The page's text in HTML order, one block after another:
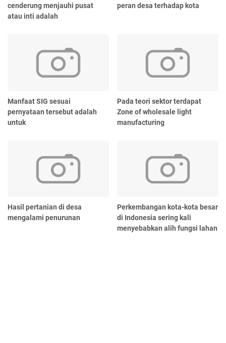
cenderung menjauhi pusat
atau inti adalah
peran desa terhadap kota
Manfaat SIG sesuai
pernyataan tersebut adalah
untuk
Pada teori sektor terdapat
Zone of wholesale light
manufacturing
Hasil pertanian di desa
mengalami penurunan
Perkembangan kota-kota besar
di Indonesia sering kali
menyebabkan alih fungsi lahan